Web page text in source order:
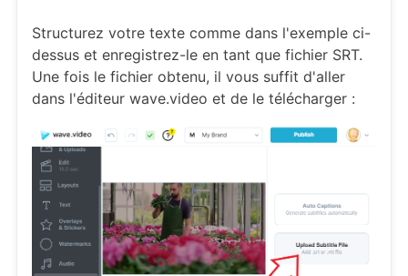
Structurez votre texte comme dans l'exemple ci-
dessus et enregistrez-le en tant que fichier SRT.
Une fois le fichier obtenu, il vous suffit d'aller
dans l'éditeur wave.video et de le télécharger :